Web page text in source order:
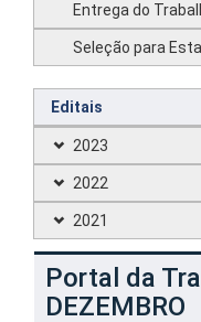
Entrega do
Seleção para
Editais
2023
2022
2021
Portal da
DEZEMBRO